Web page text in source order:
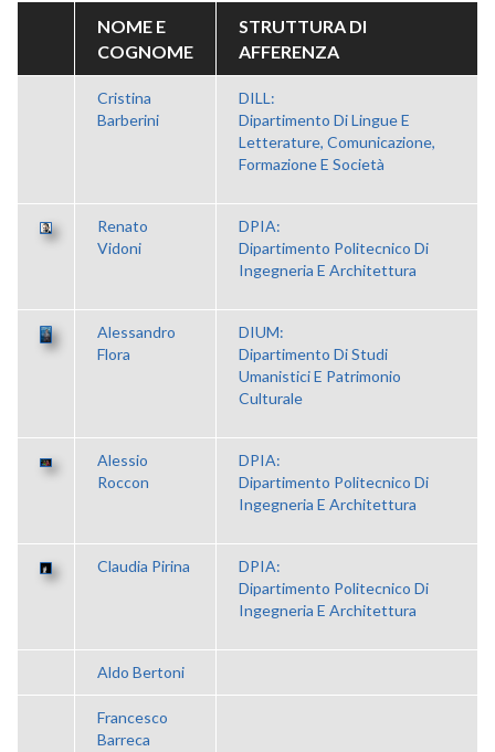
NOME E
COGNOME
STRUTTURA DI
AFFERENZA
Cristina
Barberini
DILL:
Dipartimento Di Lingue E
Letterature, Comunicazione,
Formazione E Società
Renato
Vidoni
DPIA:
Dipartimento Politecnico Di
Ingegneria E Architettura
Alessandro
Flora
DIUM:
Dipartimento Di Studi
Umanistici E Patrimonio
Culturale
Alessio
Roccon
DPIA:
Dipartimento Politecnico Di
Ingegneria E Architettura
Claudia Pirina
DPIA:
Dipartimento Politecnico Di
Ingegneria E Architettura
Aldo Bertoni
Francesco
Barreca